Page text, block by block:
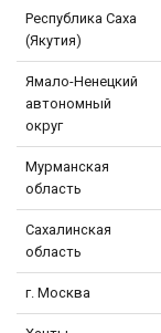
Республика Саха
(Якутия)
Ямало-Ненецкий
автономный
округ
Мурманская
область
Сахалинская
область
г. Москва